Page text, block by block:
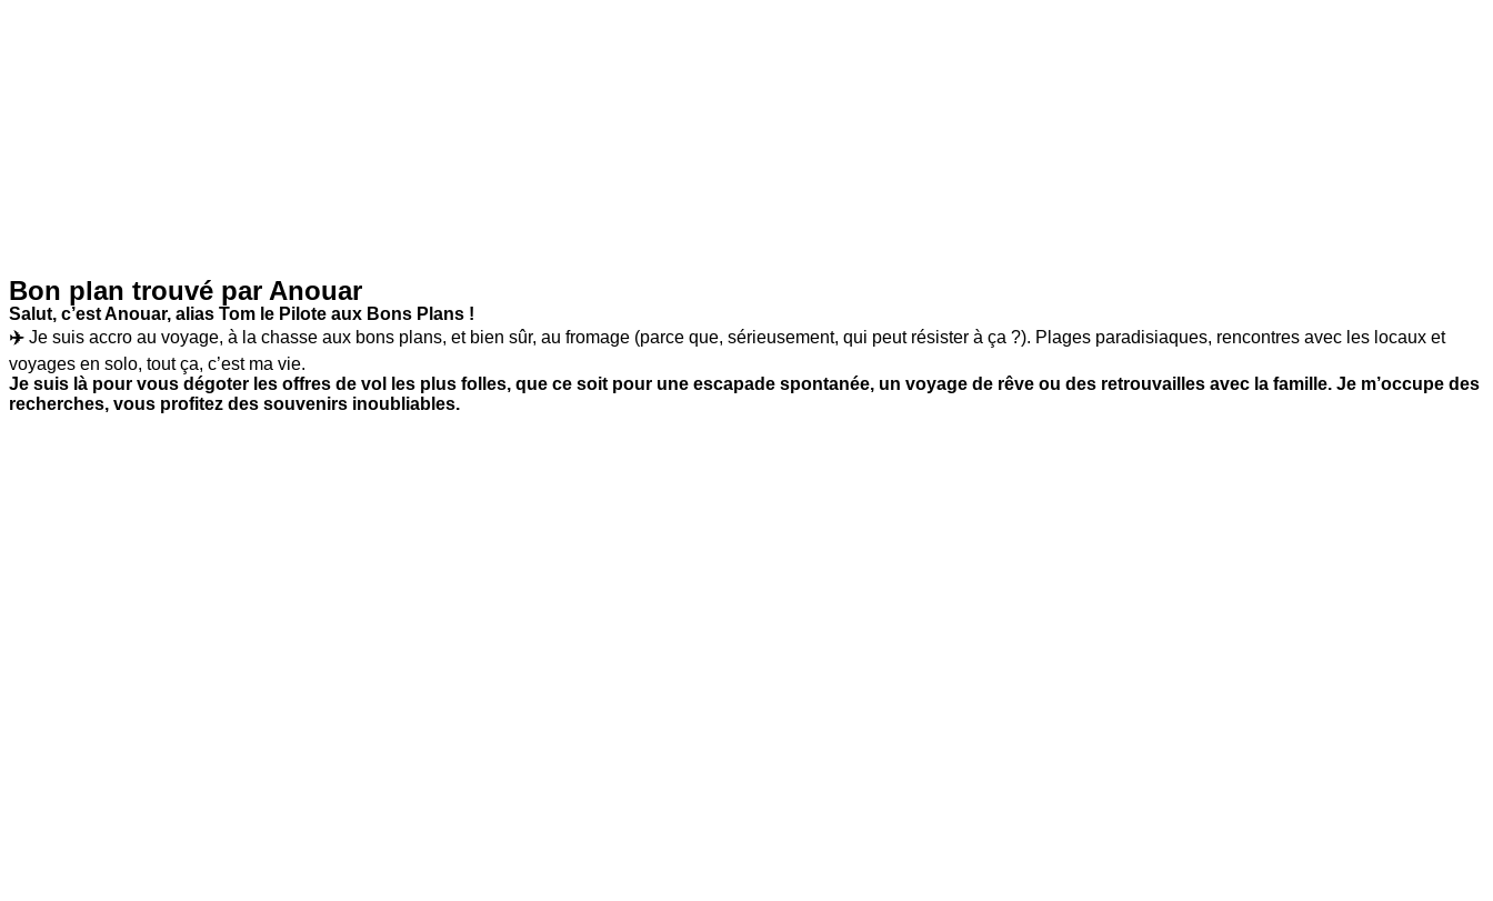
Bon plan trouvé par Anouar
Salut, c’est Anouar, alias Tom le Pilote aux Bons Plans !
✈️ Je suis accro au voyage, à la chasse aux bons plans, et bien sûr, au fromage (parce que, sérieusement, qui peut résister à ça ?). Plages paradisiaques, rencontres avec les locaux et
voyages en solo, tout ça, c’est ma vie.
Je suis là pour vous dégoter les offres de vol les plus folles, que ce soit pour une escapade spontanée, un voyage de rêve ou des retrouvailles avec la famille. Je m’occupe des
recherches, vous profitez des souvenirs inoubliables.